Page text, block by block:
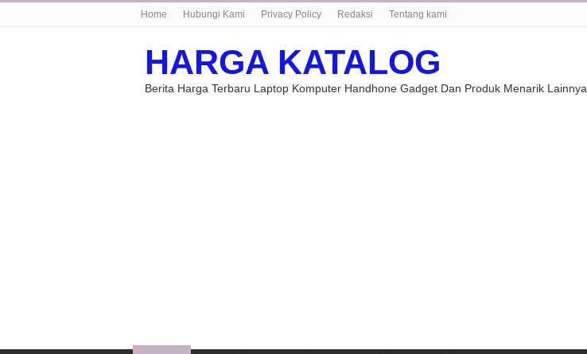
Home Hubungi Kami Privacy Policy Redaksi Tentang kami
HARGA KATALOG
Berita Harga Terbaru Laptop Komputer Handhone Gadget Dan Produk Menarik Lainnya